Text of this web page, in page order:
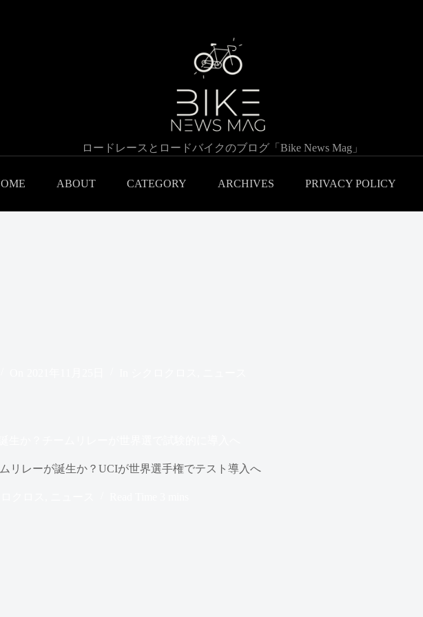
ロードレースとロードバイクのブログ「Bike News Mag」
ABOUT CATEGORY ARCHIVES PRIVACY POLICY
リレーが誕生か？UCIが世界選手権でテスト導入へ